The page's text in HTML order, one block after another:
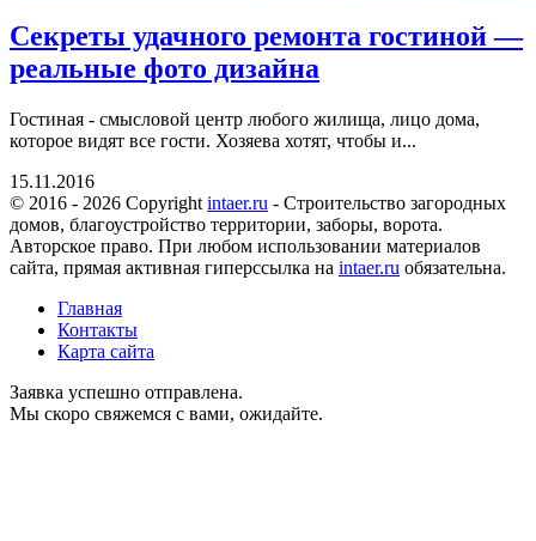
Секреты удачного ремонта гостиной —
реальные фото дизайна
Гостиная - смысловой центр любого жилища, лицо дома,
которое видят все гости. Хозяева хотят, чтобы и...
15.11.2016
© 2016 - 2026 Copyright intaer.ru - Cтроительство загородных
домов, благоустройство территории, заборы, ворота.
Авторское право. При любом использовании материалов
сайта, прямая активная гиперссылка на intaer.ru обязательна.
Главная
Контакты
Карта сайта
Заявка успешно отправлена.
Мы скоро свяжемся с вами, ожидайте.